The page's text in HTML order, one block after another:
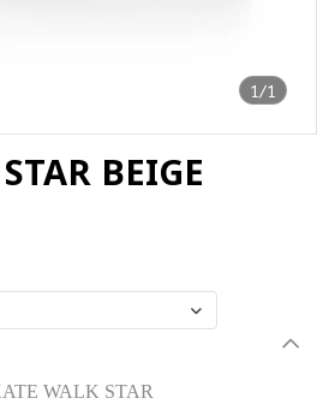
1/1
BEIGE
WALK STAR